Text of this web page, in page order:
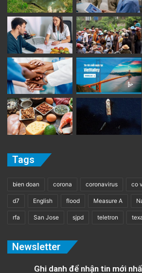
Tags
bien doan corona coronavirus co
d7 English flood Measure A
rfa San Jose sjpd teletron
Newsletter
Ghi danh để nhận tin mới